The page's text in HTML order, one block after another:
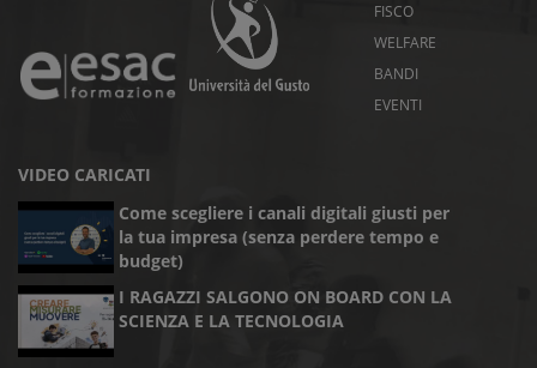
FISCO
WELFARE
BANDI
EVENTI
VIDEO CARICATI
Come scegliere i canali digitali giusti per
la tua impresa (senza perdere tempo e
budget)
I RAGAZZI SALGONO ON BOARD CON LA
SCIENZA E LA TECNOLOGIA